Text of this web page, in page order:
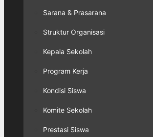
Sarana & Prasarana
Struktur Organisasi
Kepala Sekolah
Program Kerja
Kondisi Siswa
Komite Sekolah
Prestasi Siswa